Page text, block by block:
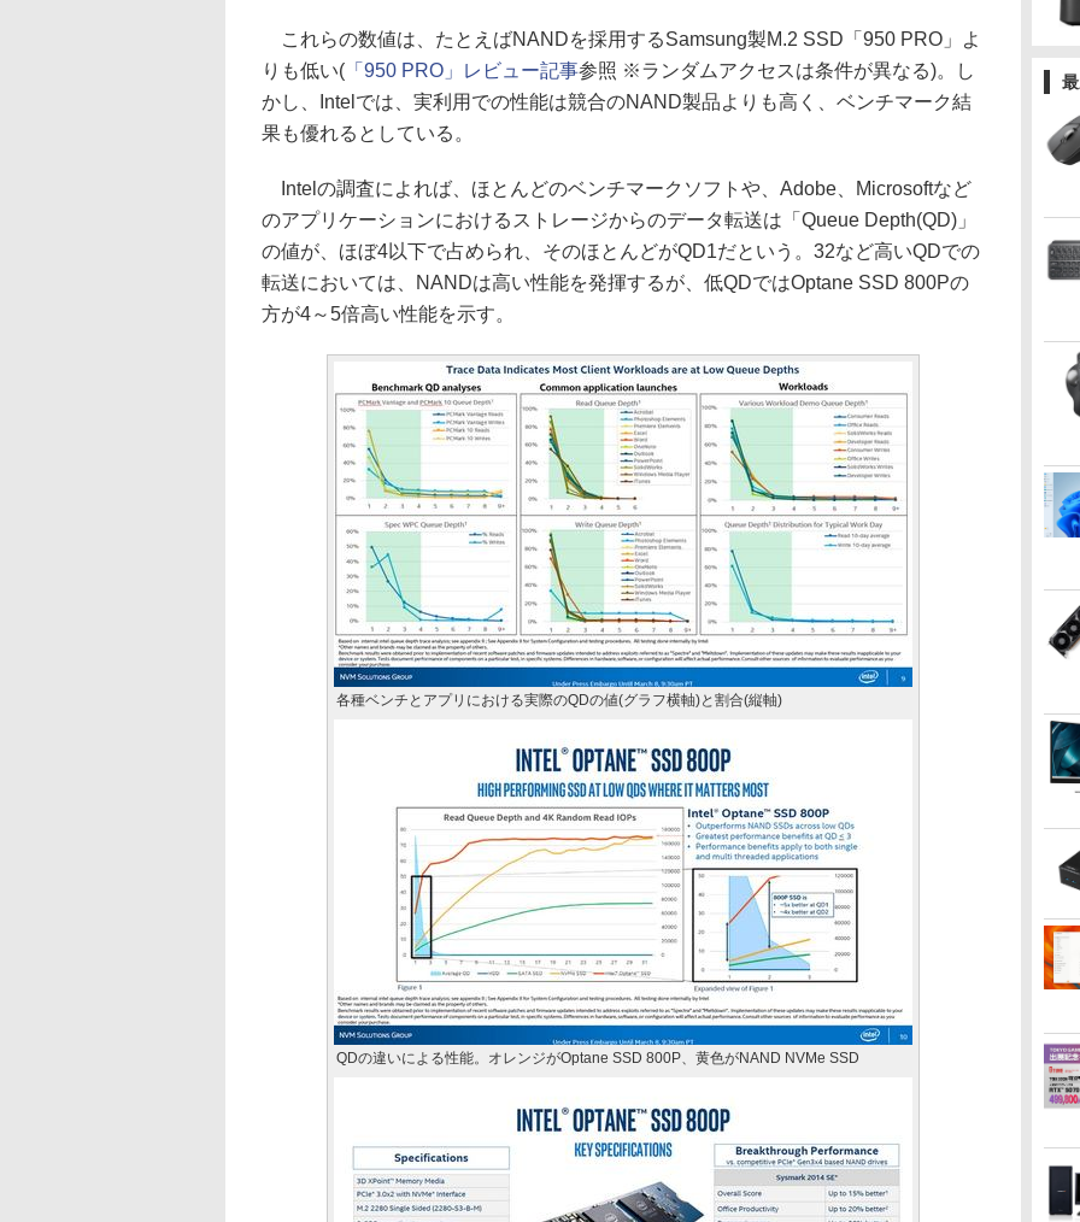
これらの数値は、たとえばNANDを採用するSamsung製M.2 SSD「950 PRO」よ
りも低い( 「950 PRO」レビュー記事参照 ※ランダムアクセスは条件が異なる)。し
かし、Intelでは、実利用での性能は競合のNAND製品よりも高く、ベンチマーク結
果も優れるとしている。
Intelの調査によれば、ほとんどのベンチマークソフトや、Adobe、Microsoftなど
のアプリケーションにおけるストレージからのデータ転送は「Queue Depth(QD)」
の値が、ほぼ4以下で占められ、そのほとんどがQD1だという。32など高いQDでの
転送においては、NANDは高い性能を発揮するが、低QDではOptane SSD 800Pの
方が4～5倍高い性能を示す。
各種ベンチとアプリにおける実際のQDの値(グラフ横軸)と割合(縦軸)
QDの違いによる性能。オレンジがOptane SSD 800P、黄色がNAND NVMe SSD